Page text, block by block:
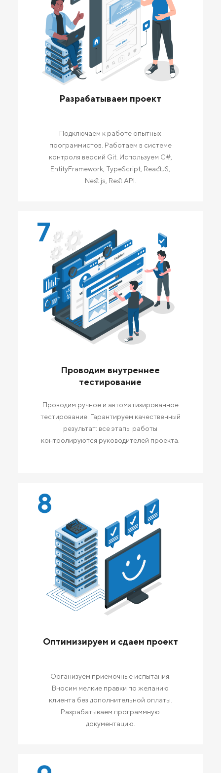
Разрабатываем проект
Подключаем к работе опытных
программистов. Работаем в системе
контроля версий Git. Используем C#,
EntityFramework, TypeScript, ReactJS,
Nest.js, Rest API.
7
Проводим внутреннее
тестирование
Проводим ручное и автоматизированное
тестирование. Гарантируем качественный
результат: все этапы работы
контролируются руководителей проекта.
8
Оптимизируем и сдаем проект
Организуем приемочные испытания.
Вносим мелкие правки по желанию
клиента без дополнительной оплаты.
Разрабатываем программную
документацию.